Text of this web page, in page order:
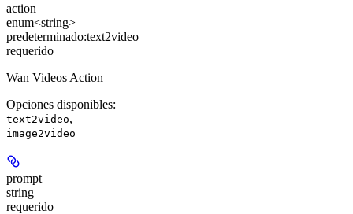
action
enum<string>
predeterminado:text2video
requerido
Wan Videos Action
Opciones disponibles:
text2video,
image2video
prompt
string
requerido